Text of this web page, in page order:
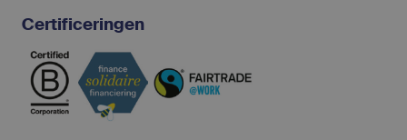
Certificeringen